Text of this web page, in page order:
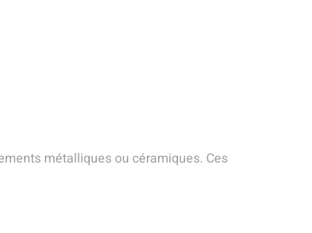
métalliques ou céramiques. Ces